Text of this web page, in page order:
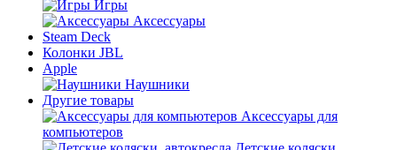
Игры
Аксессуары
Steam Deck
Колонки JBL
Apple
Наушники
Другие товары
Аксессуары для
компьютеров